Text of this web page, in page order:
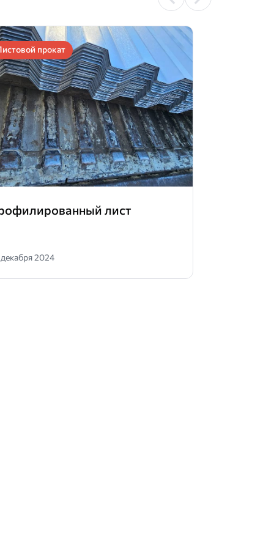
прокат
лист
2024